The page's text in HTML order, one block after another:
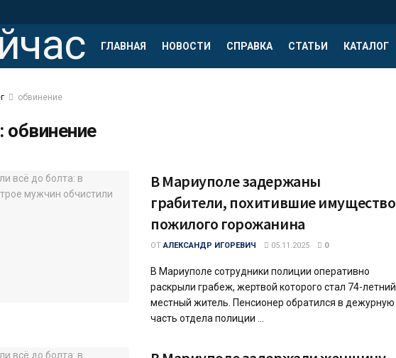
ГЛАВНАЯ НОВОСТИ СПРАВКА СТАТЬИ КАТАЛОГ
обвинение
обвинение
В Мариуполе задержаны
грабители, похитившие имущество
пожилого горожанина
ОТ АЛЕКСАНДР ИГОРЕВИЧ 05.11.2025 0
В Мариуполе сотрудники полиции оперативно
раскрыли грабеж, жертвой которого стал 74-летний
местный житель. Пенсионер обратился в дежурную
часть отдела полиции ...